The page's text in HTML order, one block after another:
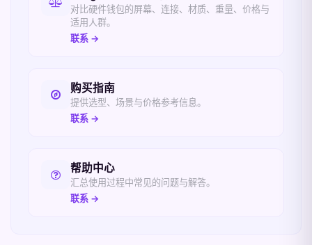
对比硬件钱包的屏幕、连接、材质、重量、价格与
适用人群。
联系 →
购买指南
提供选型、场景与价格参考信息。
联系 →
帮助中心
汇总使用过程中常见的问题与解答。
联系 →